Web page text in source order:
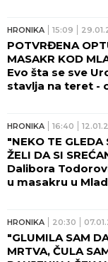
HRONIKA 15:09
POTVRĐENA
MASAKR KOD
Evo šta se sve
stavlja na teret -
HRONIKA 16:40
"NEKO TE GLEDA
ŽELI DA SI
Dalibora
u masakru u
HRONIKA 20:30
"GLUMILA SAM
MRTVA, ČULA